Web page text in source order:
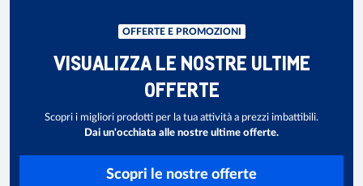
OFFERTE E PROMOZIONI
VISUALIZZA LE NOSTRE ULTIME
OFFERTE
Scopri i migliori prodotti per la tua attività a prezzi imbattibili.
Dai un'occhiata alle nostre ultime offerte.
Scopri le nostre offerte